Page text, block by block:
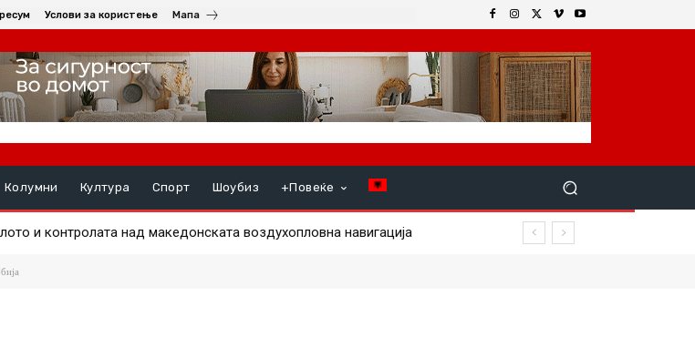
Услови за користење Мапа
Колумни Култура Спорт Шоубиз +Повеќе
и контролата над македонската воздухопловна навигација
отворен комуникациски канал